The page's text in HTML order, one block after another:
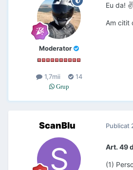
Moderator
1,7mii 14
Grup
Eu da! ✌
Am citit
ScanBlu Publicat
Art. 49
(1)